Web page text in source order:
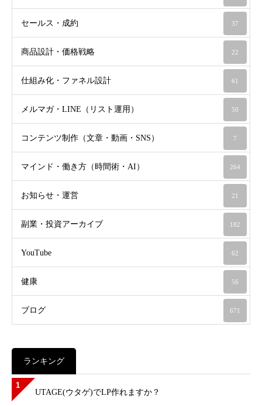
セールス・成約 37
商品設計・価格戦略 22
仕組み化・ファネル設計 61
メルマガ・LINE（リスト運用） 50
コンテンツ制作（文章・動画・SNS） 7
マインド・働き方（時間術・AI） 264
お知らせ・運営 21
副業・投資アーカイブ 182
YouTube 62
健康 56
ブログ 671
ランキング
1
UTAGE(ウタゲ)でLP作れますか？